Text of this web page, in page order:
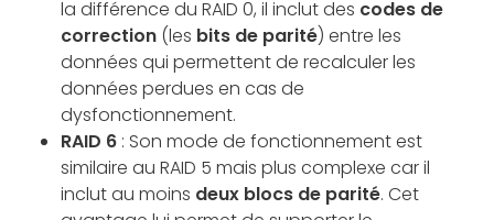
la différence du RAID 0, il inclut des codes de
correction (les bits de parité) entre les
données qui permettent de recalculer les
données perdues en cas de
dysfonctionnement.
RAID 6 : Son mode de fonctionnement est
similaire au RAID 5 mais plus complexe car il
inclut au moins deux blocs de parité. Cet